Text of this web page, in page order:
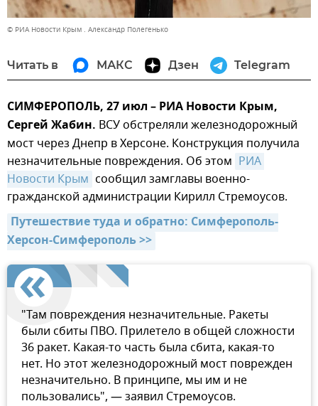
© РИА Новости Крым . Александр Полегенько
Читать в МАКС Дзен Telegram
СИМФЕРОПОЛЬ, 27 июл – РИА Новости Крым,
Сергей Жабин. ВСУ обстреляли железнодорожный
мост через Днепр в Херсоне. Конструкция получила
незначительные повреждения. Об этом РИА
Новости Крым сообщил замглавы военно-
гражданской администрации Кирилл Стремоусов.
Путешествие туда и обратно: Симферополь-
Херсон-Симферополь >>
"Там повреждения незначительные. Ракеты
были сбиты ПВО. Прилетело в общей сложности
36 ракет. Какая-то часть была сбита, какая-то
нет. Но этот железнодорожный мост поврежден
незначительно. В принципе, мы им и не
пользовались", — заявил Стремоусов.